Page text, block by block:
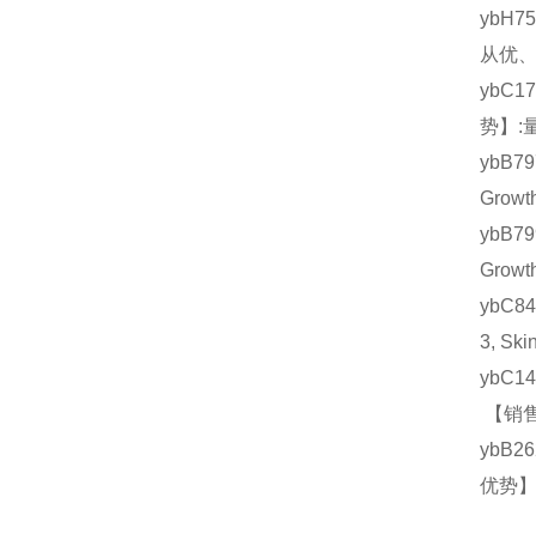
从优
势】:
3,
【销
优势